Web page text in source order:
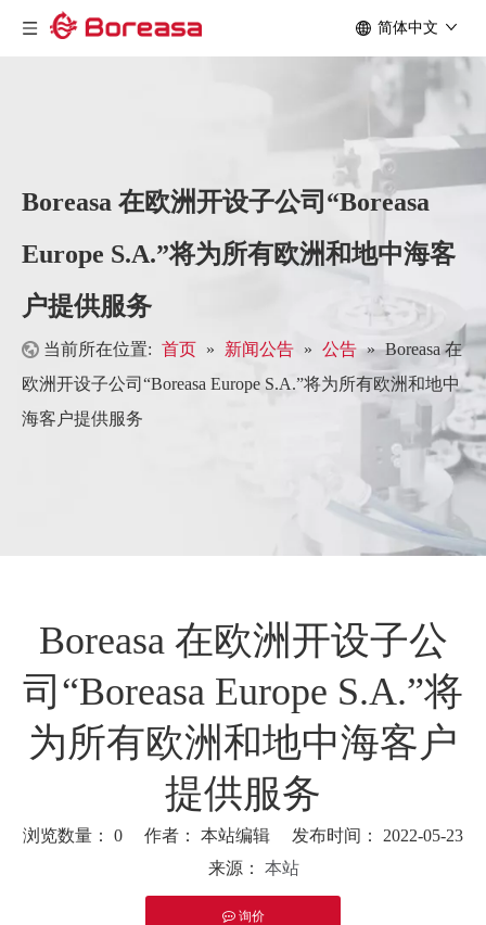
简体中文
Boreasa 在欧洲开设子公司“Boreasa
Europe S.A.”将为所有欧洲和地中海客
户提供服务
当前所在位置: 首页 » 新闻公告 » 公告 » Boreasa 在
欧洲开设子公司“Boreasa Europe S.A.”将为所有欧洲和地中
海客户提供服务
Boreasa 在欧洲开设子公
司“Boreasa Europe S.A.”将
为所有欧洲和地中海客户
提供服务
浏览数量： 0 作者： 本站编辑 发布时间： 2022-05-23
来源： 本站
询价